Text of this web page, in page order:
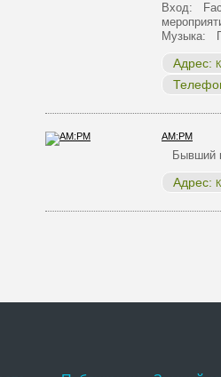
Вход:
Музыка:
Адрес:
AM:PM
Бывший
Адрес: